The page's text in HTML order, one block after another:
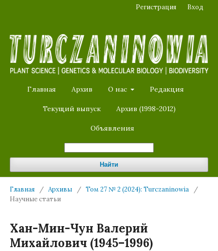
Главная Архив О нас Редакция
Текущий выпуск Архив (1998-2012)
Объявления
Найти
Регистрация Вход
Главная / Архивы / Том 27 № 2 (2024): Turczaninowia
/
Научные статьи
Хан-Мин-Чун Валерий
Михайлович (1945–1996)